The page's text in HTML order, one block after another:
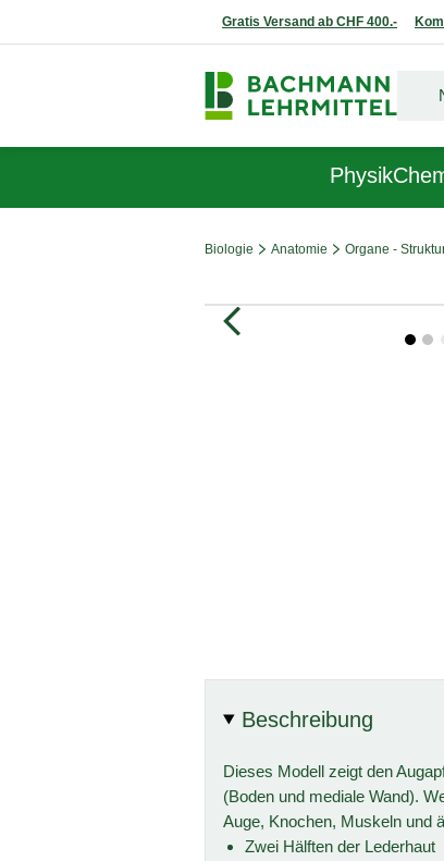
Gratis Versand ab CHF 400.-
Physik
Biologie Anatomie Organe -
Bildergalerie überspringen
Beschreibung
Dieses Modell zeigt den
(Boden und mediale Wand).
Auge, Knochen, Muskeln und
Zwei Hälften der Lederhaut